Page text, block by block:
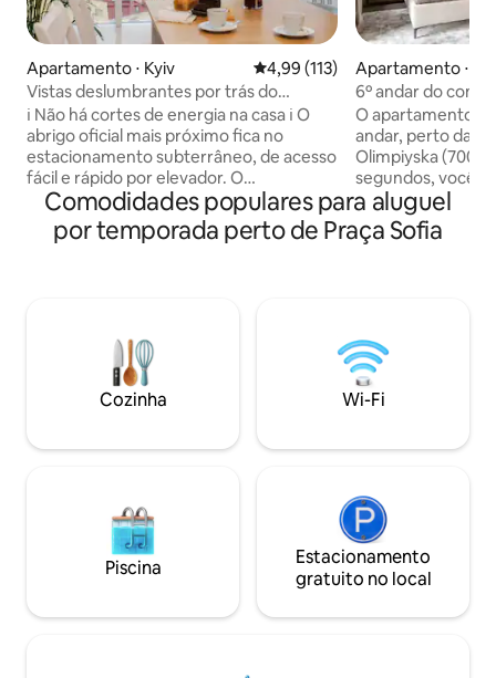
Apartamento ⋅ Kyiv 4,99 de uma avaliação média de
4,99 (113)
Vistas deslumbrantes por trás do
Cityhotel Kyiv
ℹ️ Não há cortes de energia na casa ℹ️ O
abrigo oficial mais próximo fica no
estacionamento subterrâneo, de acesso
fácil e rápido por elevador. O
apartamento (90 m²) acomoda até 4
viajantes e tem 2 quartos separados (1
cama queen 🛏️ / 1 sofá-cama 🛋️), 2
de 16 andares); ▫️ 2 elevadores; ▫️
Segurança 24h na casa; ▫️ Self check-in
com equipe de segurança/portaria e
fechadura inteligente.
Apartamento ⋅
6º andar do
Chicago com
subterrâneo
O apartamento
andar, perto da
Olimpiyska (700
segundos, você
abrigo seguro -
subterrâneo em
janelas estão
elegante no
Com vista para o
do moderno
de apartamentos
Comodidades populares para aluguel
por temporada perto de Praça Sofia
Cozinha Wi-Fi
Piscina
Estacionamento
gratuito no local